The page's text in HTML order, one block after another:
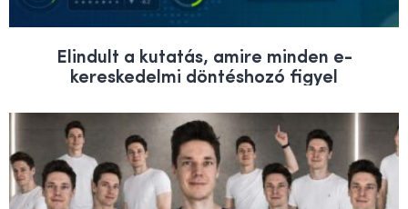
Elindult a kutatás, amire minden e-
kereskedelmi döntéshozó figyel